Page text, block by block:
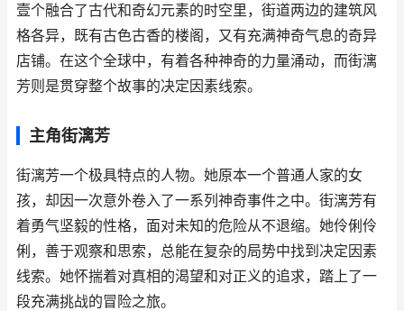
壹个融合了古代和奇幻元素的时空里，街道两边的建筑风
格各异，既有古色古香的楼阁，又有充满神奇气息的奇异
店铺。在这个全球中，有着各种神奇的力量涌动，而街漓
芳则是贯穿整个故事的决定因素线索。
主角街漓芳
街漓芳一个极具特点的人物。她原本一个普通人家的女
孩，却因一次意外卷入了一系列神奇事件之中。街漓芳有
着勇气坚毅的性格，面对未知的危险从不退缩。她伶俐伶
俐，善于观察和思索，总能在复杂的局势中找到决定因素
线索。她怀揣着对真相的渴望和对正义的追求，踏上了一
段充满挑战的冒险之旅。